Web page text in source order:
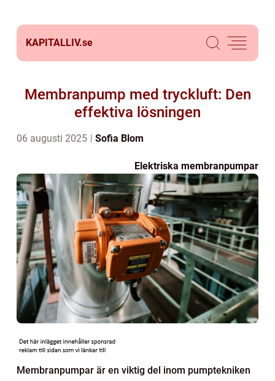
KAPITALLIV.se
Membranpump med tryckluft: Den
effektiva lösningen
06 augusti 2025 Sofia Blom
Elektriska membranpumpar
Membranpumpar är en viktig del inom pumptekniken